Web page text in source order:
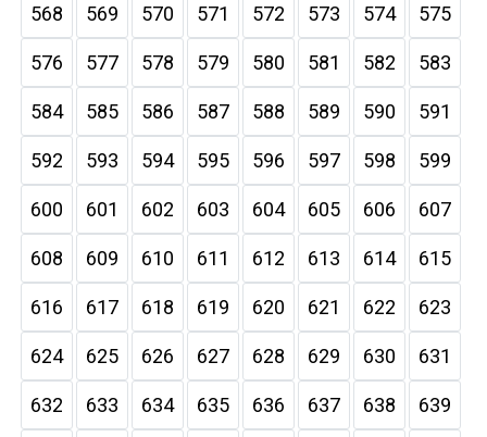
568 569 570 571 572 573 574 575
576 577 578 579 580 581 582 583
584 585 586 587 588 589 590 591
592 593 594 595 596 597 598 599
600 601 602 603 604 605 606 607
608 609 610 611 612 613 614 615
616 617 618 619 620 621 622 623
624 625 626 627 628 629 630 631
632 633 634 635 636 637 638 639